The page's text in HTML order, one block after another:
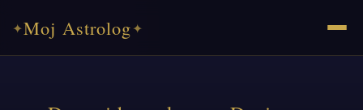
✦Moj Astrolog✦